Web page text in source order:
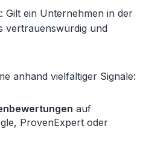
Gilt ein Unternehmen in der
vertrauenswürdig und
anhand vielfältiger Signale:
auf
ProvenExpert oder